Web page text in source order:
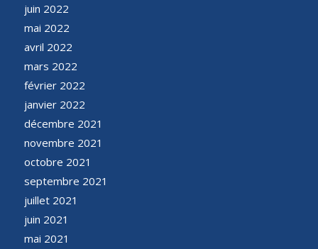
juin 2022
mai 2022
avril 2022
mars 2022
février 2022
janvier 2022
décembre 2021
novembre 2021
octobre 2021
septembre 2021
juillet 2021
juin 2021
mai 2021